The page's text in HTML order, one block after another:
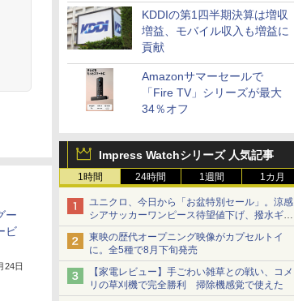
KDDIの第1四半期決算は増収
増益、モバイル収入も増益に
貢献
Amazonサマーセールで
「Fire TV」シリーズが最大
34％オフ
Impress Watchシリーズ 人気記事
1時間 24時間 1週間 1カ月
ユニクロ、今日から「お盆特別セール」。涼感
シアサッカーワンピース待望値下げ、撥水ギア
ショーツは1990円に
東映の歴代オープニング映像がカプセルトイ
に。全5種で8月下旬発売
【家電レビュー】手ごわい雑草との戦い、コメ
リの草刈機で完全勝利 掃除機感覚で使えた
ー
ビ
24日